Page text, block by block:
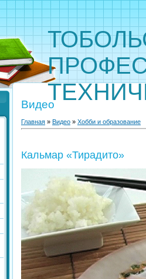
Видео
Главная » Видео » Хобби и образование
Кальмар «Тирадито»